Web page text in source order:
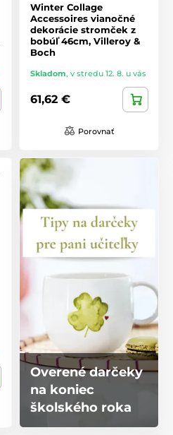
Winter Collage
Accessoires vianočné
dekorácie stromček z
bobúľ 46cm, Villeroy &
Boch
Skladom, v stredu 12. 8. u vás
61,62 €
Porovnať
Overené darčeky
na koniec
školského roka